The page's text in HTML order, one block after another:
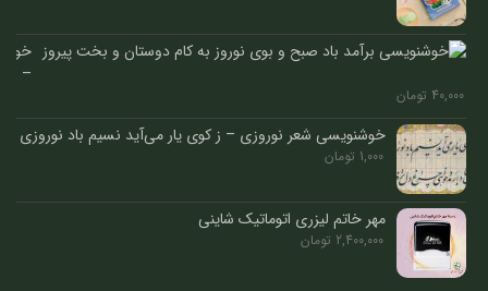
–
آمد
باد
40,000 تومان
خوشنویسی شعر نوروزی – ز کوی یار می‌آید نسیم باد نوروزی
1,000 تومان
مهر خاتم لیزری اتوماتیک شاینی
2,400,000 تومان